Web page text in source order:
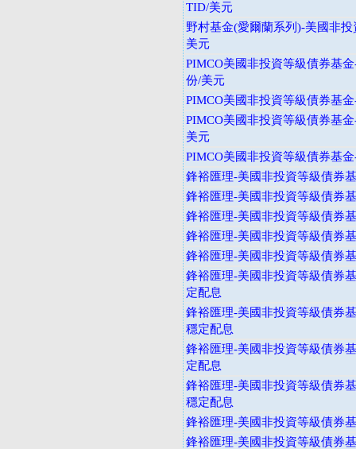
TID/美元
野村基金(愛爾蘭系列)-美國非
美元
PIMCO美國非投資等級債券基
份/美元
PIMCO美國非投資等級債券基
PIMCO美國非投資等級債券基
美元
PIMCO美國非投資等級債券基
鋒裕匯理-美國非投資等級債券
鋒裕匯理-美國非投資等級債券
鋒裕匯理-美國非投資等級債券
鋒裕匯理-美國非投資等級債券
鋒裕匯理-美國非投資等級債券
鋒裕匯理-美國非投資等級債券
定配息
鋒裕匯理-美國非投資等級債券
穩定配息
鋒裕匯理-美國非投資等級債券
定配息
鋒裕匯理-美國非投資等級債券
穩定配息
鋒裕匯理-美國非投資等級債券
鋒裕匯理-美國非投資等級債券